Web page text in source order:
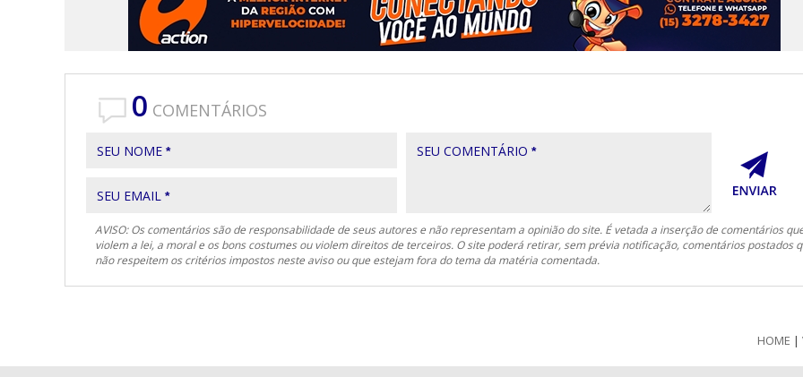
0 COMENTÁRIOS
SEU NOME *
SEU EMAIL *
SEU COMENTÁRIO *
AVISO: Os comentários são de responsabilidade de seus autores e não representam a opinião do site. É vetada a inserção de comentários
violem a lei, a moral e os bons costumes ou violem direitos de terceiros. O site poderá retirar, sem prévia notificação, comentários postados
não respeitem os critérios impostos neste aviso ou que estejam fora do tema da matéria comentada.
HOME |